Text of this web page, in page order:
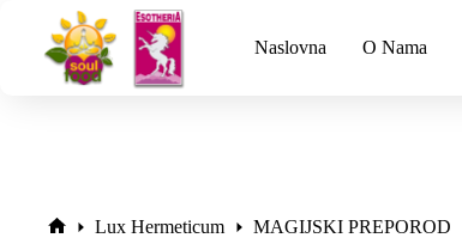
Naslovna O Nama
Lux Hermeticum MAGIJSKI PREPOROD